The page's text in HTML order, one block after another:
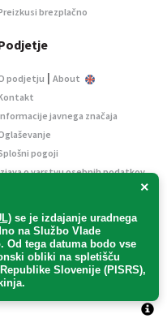
×
se je izdajanje uradnega
na Službo Vlade
. Od tega datuma bodo vse
obliki na spletišču
Slovenije (PISRS),
brezplačno
podjetju | About
javnega značaja
pogoji
o varstvu osebnih podatkov